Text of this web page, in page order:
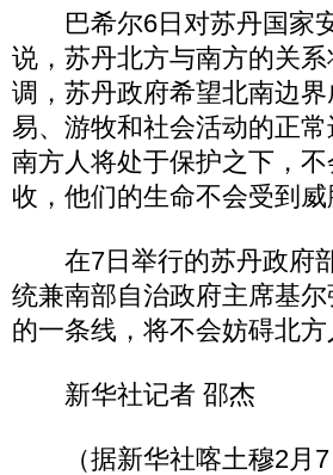
巴希尔6日对苏丹国家安
说，苏丹北方与南方的关
调，苏丹政府希望北南边
易、游牧和社会活动的正
南方人将处于保护之下，
收，他们的生命不会受到威
在7日举行的苏丹政府部
统兼南部自治政府主席基
的一条线，将不会妨碍北
新华社记者 邵杰
（据新华社喀土穆2月7